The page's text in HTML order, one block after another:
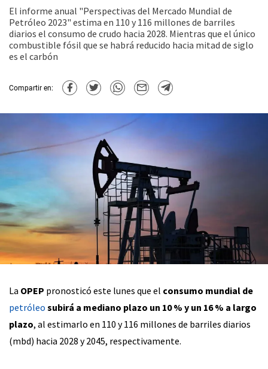
El informe anual "Perspectivas del Mercado Mundial de
Petróleo 2023" estima en 110 y 116 millones de barriles
diarios el consumo de crudo hacia 2028. Mientras que el único
combustible fósil que se habrá reducido hacia mitad de siglo
es el carbón
Compartir en:
La OPEP pronosticó este lunes que el consumo mundial de
petróleo subirá a mediano plazo un 10 % y un 16 % a largo
plazo, al estimarlo en 110 y 116 millones de barriles diarios
(mbd) hacia 2028 y 2045, respectivamente.